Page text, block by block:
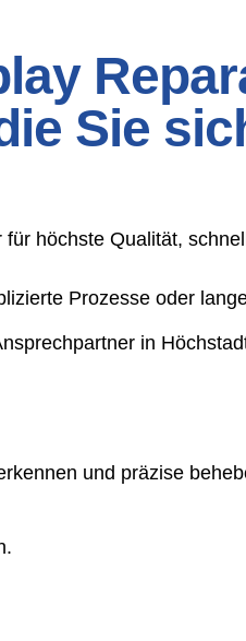
Sie
höchste Qualität,
Prozesse oder
in
und präzise